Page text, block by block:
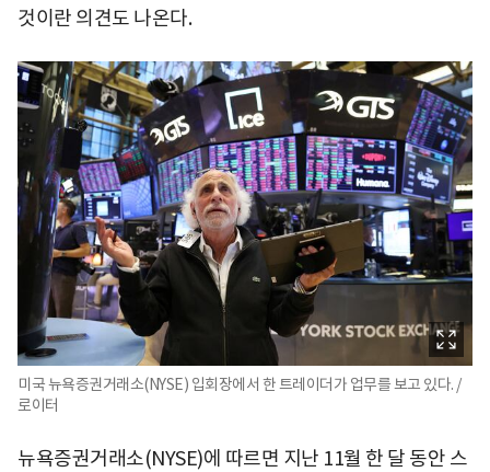
것이란 의견도 나온다.
미국 뉴욕증권거래소(NYSE) 입회장에서 한 트레이더가 업무를 보고 있다. /
로이터
뉴욕증권거래소(NYSE)에 따르면 지난 11월 한 달 동안 스